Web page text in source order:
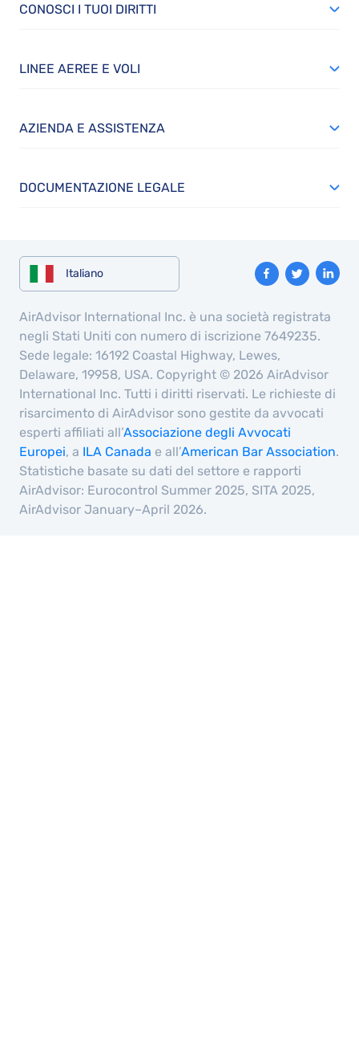
CONOSCI I TUOI DIRITTI
LINEE AEREE E VOLI
AZIENDA E ASSISTENZA
DOCUMENTAZIONE LEGALE
Italiano
AirAdvisor International Inc. è una società registrata
negli Stati Uniti con numero di iscrizione 7649235.
Sede legale: 16192 Coastal Highway, Lewes,
Delaware, 19958, USA. Copyright © 2026 AirAdvisor
International Inc. Tutti i diritti riservati. Le richieste di
risarcimento di AirAdvisor sono gestite da avvocati
esperti affiliati all’Associazione degli Avvocati
Europei, a ILA Canada e all’American Bar Association.
Statistiche basate su dati del settore e rapporti
AirAdvisor: Eurocontrol Summer 2025, SITA 2025,
AirAdvisor January–April 2026.